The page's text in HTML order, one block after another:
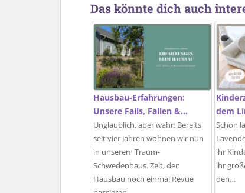
Das könnte dich auch
Hausbau-Erfahrungen:
Unsere Fails, Fallen &…
Unglaublich, aber wahr: Bereits
seit vier Jahren wohnen wir nun
in unserem Traum-
Schwedenhaus. Zeit, den
Hausbau noch einmal Revue
dem
Schon
ihr
ihr
den…